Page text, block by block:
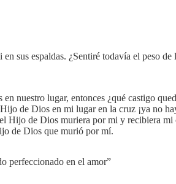
sus espaldas. ¿Sentiré todavía el peso
nuestro lugar, entonces ¿qué castigo
de Dios en mi lugar en la cruz ¡ya no
Hijo de Dios muriera por mi y recibiera
de Dios que murió por mí.
perfeccionado en el amor”